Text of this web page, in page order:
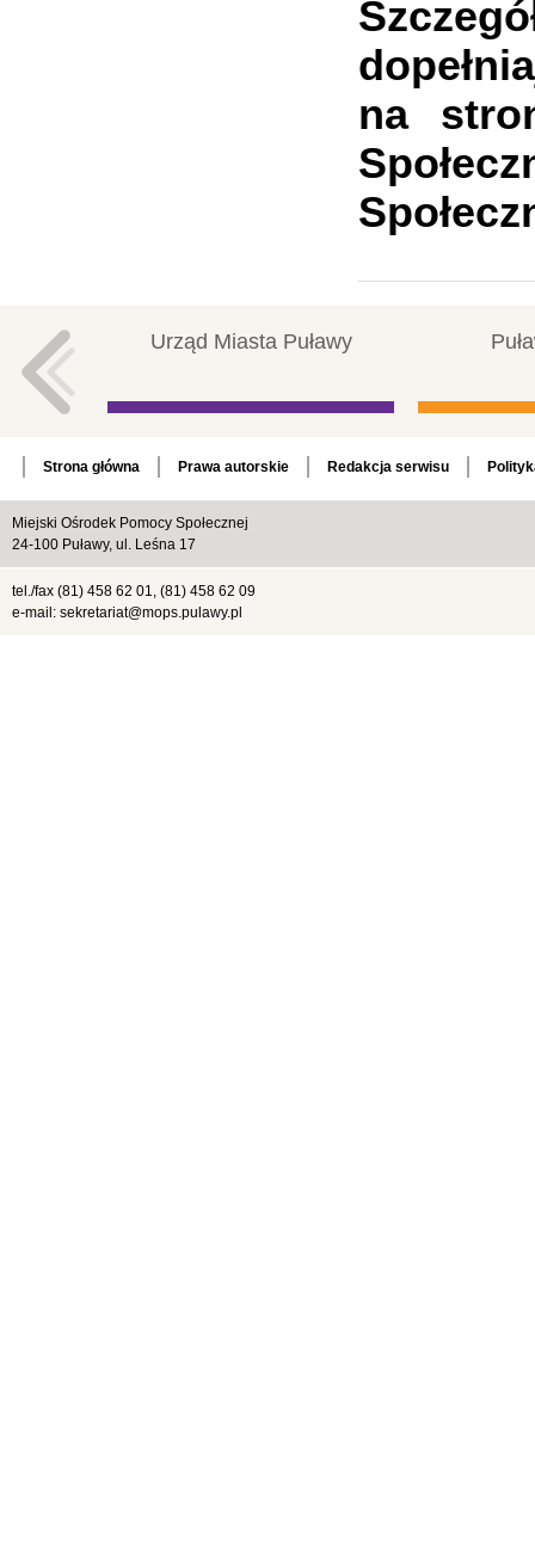
na
Urząd Miasta Puławy
Strona główna Prawa autorskie Redakcja serwisu
Miejski Ośrodek Pomocy Społecznej
24-100 Puławy, ul. Leśna 17
tel./fax (81) 458 62 01, (81) 458 62 09
e-mail: sekretariat@mops.pulawy.pl